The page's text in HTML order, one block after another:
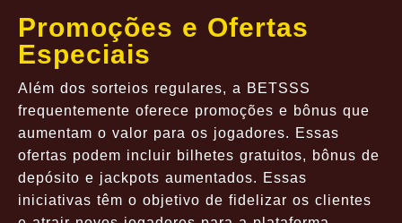
Promoções e Ofertas
Especiais
Além dos sorteios regulares, a BETSSS
frequentemente oferece promoções e bônus que
aumentam o valor para os jogadores. Essas
ofertas podem incluir bilhetes gratuitos, bônus de
depósito e jackpots aumentados. Essas
iniciativas têm o objetivo de fidelizar os clientes